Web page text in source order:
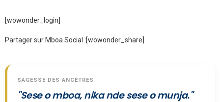
[wowonder_login]
Partager sur Mboa Social :[wowonder_share]
SAGESSE DES ANCÊTRES
"Sese o mboa, nika nde sese o munja."